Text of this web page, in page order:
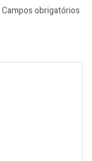
Campos obrigatórios